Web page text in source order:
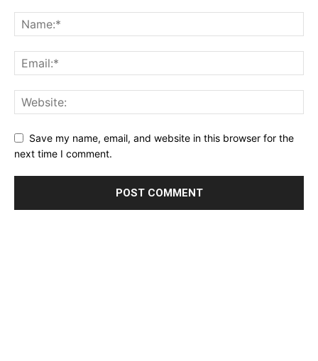
Save my name, email, and website in this browser for the
next time I comment.